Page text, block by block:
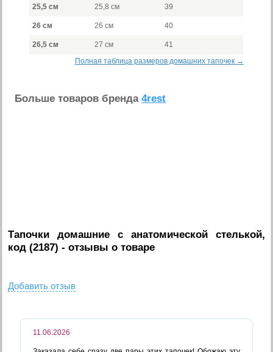
25,5 см 25,8 см 39
26 см 26 см 40
26,5 см 27 см
41
Полная таблица размеров домашних тапочек →
Больше товаров бренда4rest
Тапочки домашние с анатомической стелькой,
код (2187) - отзывы о товаре
Добавить отзыв
11.06.2026